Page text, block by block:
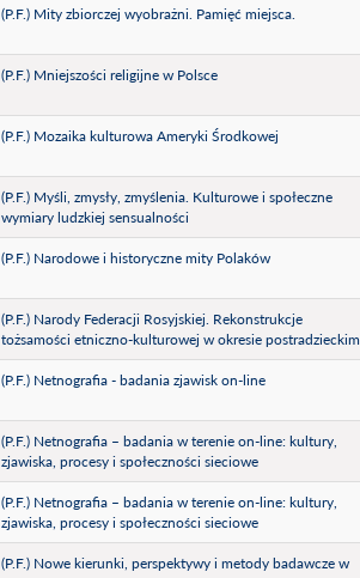
(P.F.) Mity zbiorczej wyobrażni. Pamięć miejsca.
(P.F.) Mniejszości religijne w Polsce
(P.F.) Mozaika kulturowa Ameryki Środkowej
(P.F.) Myśli, zmysły, zmyślenia. Kulturowe i społeczne
wymiary ludzkiej sensualności
(P.F.) Narodowe i historyczne mity Polaków
(P.F.) Narody Federacji Rosyjskiej. Rekonstrukcje
tożsamości etniczno-kulturowej w okresie postradzieckim
(P.F.) Netnografia - badania zjawisk on-line
(P.F.) Netnografia – badania w terenie on-line: kultury,
zjawiska, procesy i społeczności sieciowe
(P.F.) Netnografia – badania w terenie on-line: kultury,
zjawiska, procesy i społeczności sieciowe
(P.F.) Nowe kierunki, perspektywy i metody badawcze w